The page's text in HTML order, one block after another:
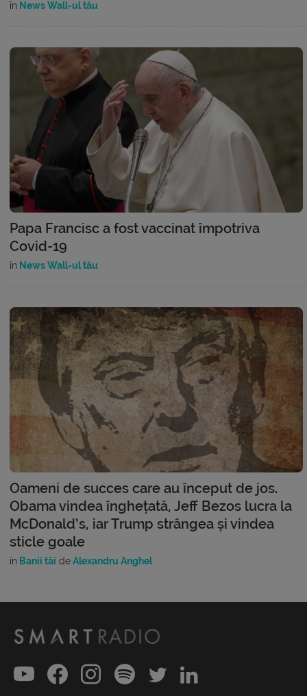
în News Wall-ul tău
Papa Francisc a fost vaccinat împotriva
Covid-19
în News Wall-ul tău
Oameni de succes care au început de jos.
Obama vindea înghețată, Jeff Bezos lucra la
McDonald’s, iar Trump strângea și vindea
sticle goale
în Banii tăi deAlexandru Anghel